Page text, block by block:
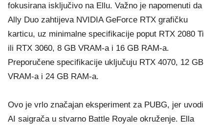
fokusirana isključivo na Ellu. Važno je napomenuti da
Ally Duo zahtijeva NVIDIA GeForce RTX grafičku
karticu, uz minimalne specifikacije poput RTX 2080 Ti
ili RTX 3060, 8 GB VRAM-a i 16 GB RAM-a.
Preporučene specifikacije uključuju RTX 4070, 12 GB
VRAM-a i 24 GB RAM-a.
Ovo je vrlo značajan eksperiment za PUBG, jer uvodi
AI saigrača u stvarno Battle Royale okruženje. Ella